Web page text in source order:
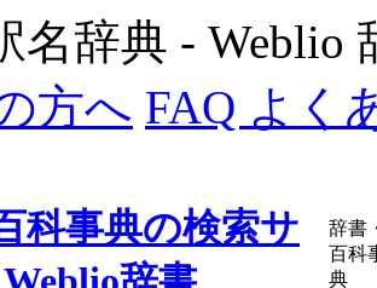
名辞典 - Weblio
方へ FAQ よく
辞書
百科
典